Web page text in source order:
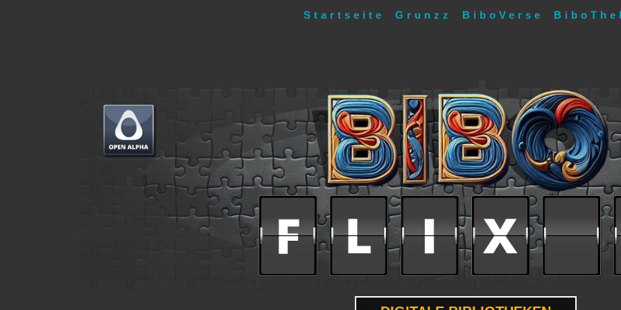
Startseite Grunzz BiboVerse